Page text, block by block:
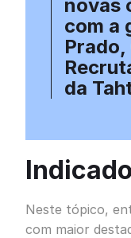
novas
com a
Prado,
da
Neste tópico,
com maior